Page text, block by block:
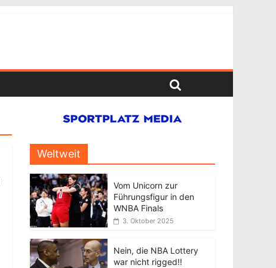
Weltweit
Vom Unicorn zur
Führungsfigur in den
WNBA Finals
3. Oktober 2025
Nein, die NBA Lottery
war nicht rigged!!